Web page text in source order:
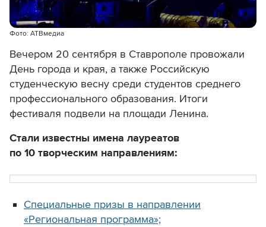
Фото: АТВмедиа
Вечером 20 сентября в Ставрополе провожали
День города и края, а также Российскую
студенческую весну среди студентов среднего
профессионального образования. Итоги
фестиваля подвели на площади Ленина.
Стали известны имена лауреатов
по 10 творческим направлениям:
Специальные призы в направлении
«Региональная программа»;